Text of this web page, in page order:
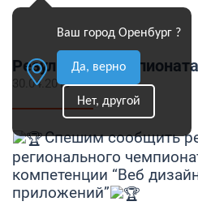
Ваш город Оренбург ?
Да, верно
Нет, другой
Результаты
30.04.2019
Спешим сообщить
регионального
компетенции “Веб
приложений”